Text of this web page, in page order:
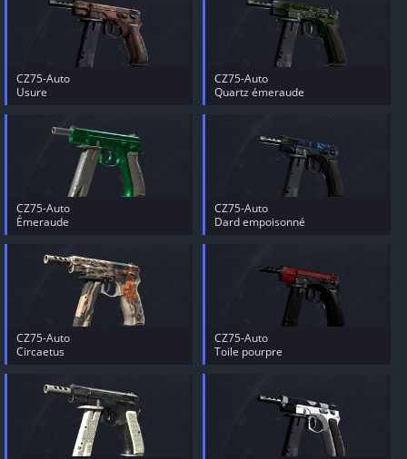
CZ75-Auto
Usure
CZ75-Auto
Quartz émeraude
CZ75-Auto
Émeraude
CZ75-Auto
Dard empoisonné
CZ75-Auto
Circaetus
CZ75-Auto
Toile pourpre